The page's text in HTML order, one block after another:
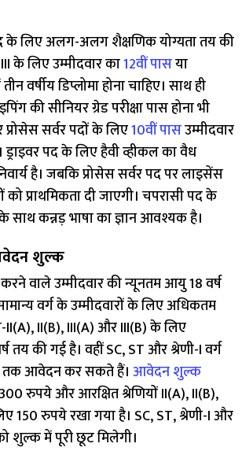
के लिए अलग-अलग शैक्षणिक योग्यता तय की
के लिए उम्मीदवार का12वीं पासया
वर्षीय डिप्लोमा होना चाहिए। साथ ही
की सीनियर ग्रेड परीक्षा पास होना भी
सर्वर पदों के लिए10वीं पासउम्मीदवार
पद के लिए हैवी व्हीकल का वैध
है। जबकि प्रोसेस सर्वर पद पर लाइसेंस
को प्राथमिकता दी जाएगी। चपरासी पद के
साथ कन्नड़ भाषा का ज्ञान आवश्यक है।
शुल्क
वाले उम्मीदवार की न्यूनतम आयु 18 वर्ष
वर्ग के उम्मीदवारों के लिए अधिकतम
II(A), II(B), III(A) और III(B) के लिए
की गई है। वहीं SC, ST और श्रेणी-I वर्ग
तक आवेदन कर सकते हैं। आवेदन शुल्क
रुपये और आरक्षित श्रेणियों II(A), II(B),
150 रुपये रखा गया है। SC, ST, श्रेणी-I और
शुल्क में पूरी छूट मिलेगी।